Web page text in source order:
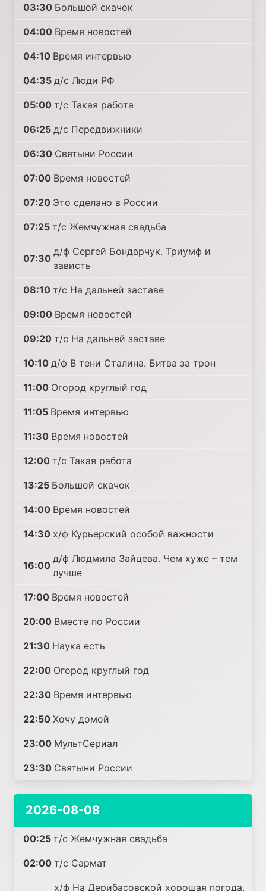
03:30 Большой скачок
04:00 Время новостей
04:10 Время интервью
04:35 д/с Люди РФ
05:00 т/с Такая работа
06:25 д/с Передвижники
06:30 Святыни России
07:00 Время новостей
07:20 Это сделано в России
07:25 т/с Жемчужная свадьба
07:30
д/ф Сергей Бондарчук. Триумф и
зависть
08:10 т/с На дальней заставе
09:00 Время новостей
09:20 т/с На дальней заставе
10:10 д/ф В тени Сталина. Битва за трон
11:00 Огород круглый год
11:05 Время интервью
11:30 Время новостей
12:00 т/с Такая работа
13:25 Большой скачок
14:00 Время новостей
14:30 х/ф Курьерский особой важности
16:00
д/ф Людмила Зайцева. Чем хуже – тем
лучше
17:00 Время новостей
20:00 Вместе по России
21:30 Наука есть
22:00 Огород круглый год
22:30 Время интервью
22:50 Хочу домой
23:00 МультСериал
23:30 Святыни России
2026-08-08
00:25 т/с Жемчужная свадьба
02:00 т/с Сармат
х/ф На Дерибасовской хорошая погода,